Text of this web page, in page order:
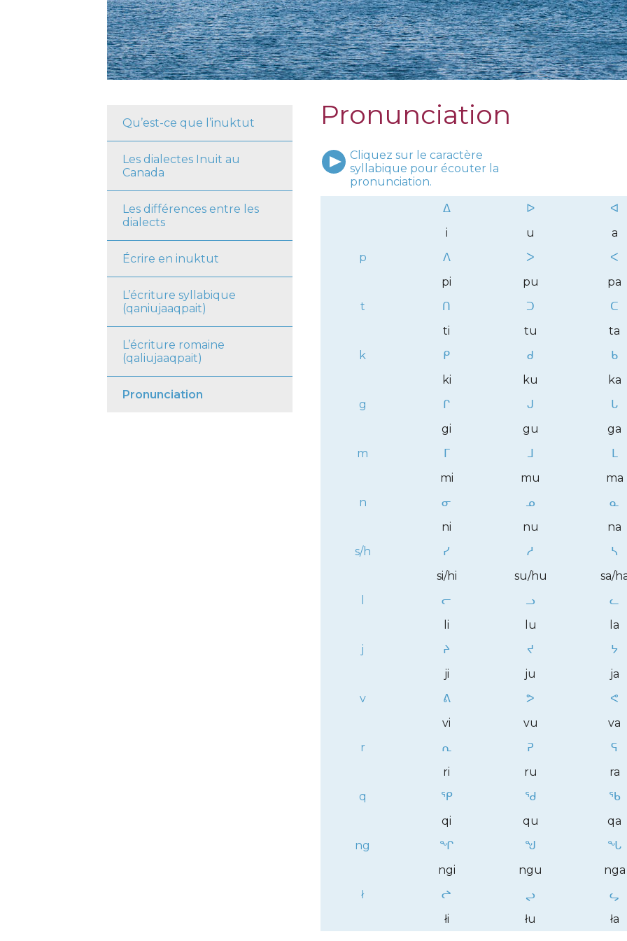
Pronunciation
Cliquez sur le caractère
syllabique pour écouter la
pronunciation.
ᐃ
ᐅ ᐊ
i
u
a
p
ᐱ ᐳ ᐸ
pi
pu
pa
t
ᑎ ᑐ ᑕ
ti
tu
ta
k
ᑭ ᑯ ᑲ
ki
ku
ka
g
ᒋ ᒍ ᒐ
gi
gu
ga
m
ᒥ ᒧ ᒪ
mi
mu
ma
n
ᓂ ᓄ ᓇ
ni
nu
na
s/h
ᓯ ᓱ ᓴ
si/hi
su/hu
sa/
ᓕ ᓗ ᓚ
li
lu
la
j
ᔨ ᔪ ᔭ
ji
ju
ja
v
ᕕ ᕗ ᕙ
vi
vu
va
r
ᕆ ᕈ ᕋ
ri
ru
ra
q
ᕿ ᖁ ᖃ
qi
qu
qa
ng
ᖏ ᖑ ᖓ
ngi
ngu
nga
ł
ᖠ ᖢ ᖤ
łi
łu ła
About Menu
Qu’est-ce que l’inuktut
Les dialectes Inuit au
Canada
Les différences entre les
dialects
Écrire en inuktut
L’écriture syllabique
(qaniujaaqpait)
L’écriture romaine
(qaliujaaqpait)
Pronunciation